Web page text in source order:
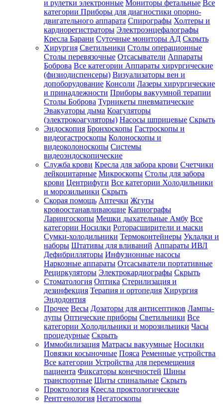
и рулетки электронные Мониторы фетальные Все
категории Приборы для диагностики опорно-
двигательного аппарата Спирографы Холтеры и
кардиорегистраторы Электроэнцефалографы
Кресла Барани Суточные мониторы АД Скрыть
Хирургия Светильники Столы операционные
Столы перевязочные Отсасыватели Аппараты
Боброва Все категории Аппараты хирургические
(физиодиспенсеры) Визуализаторы вен и
допоборудование Консоли Лазеры хирургические
и принадлежности Приборы вакуумной терапии
Столы Боброва Турникеты пневматические
Эвакуаторы дыма Коагуляторы
(электрокоагуляторы) Насосы шприцевые Скрыть
Эндоскопия Бронхоскопы Гастроскопы и
видеогастроскопы Колоноскопы и
видеоколоноскопы Системы
видеоэндоскопические
Служба крови Кресла для забора крови Счетчики
лейкоцитарные Микроскопы Столы для забора
крови Центрифуги Все категории Холодильники
и морозильники Скрыть
Скорая помощь Аптечки Жгуты
кровоостанавливающие Капнографы
Ларингоскопы Мешки дыхательные Амбу Все
категории Носилки Роторасширители и маски
Сумки-холодильники Термоконтейнеры Укладки и
наборы Штативы для вливаний Аппараты ИВЛ
Дефибрилляторы Инфузионные насосы
Наркозные аппараты Отсасыватели портативные
Рециркуляторы Электрокардиографы Скрыть
Стоматология Оптика Стерилизация и
дезинфекция Терапия и ортопедия Хирургия
Эндодонтия
Прочее Весы Дозаторы для антисептиков Лампы-
лупы Оптические приборы Светильники Все
категории Холодильники и морозильники Часы
процедурные Скрыть
Иммобилизация Матрасы вакуумные Носилки
Повязки косыночные Пояса Ременные устройства
Все категории Устройства для перемещения
пациента Фиксаторы конечностей Шины
транспортные Щиты спинальные Скрыть
Проктология Кресла проктологические
Рентгенология Негатоскопы